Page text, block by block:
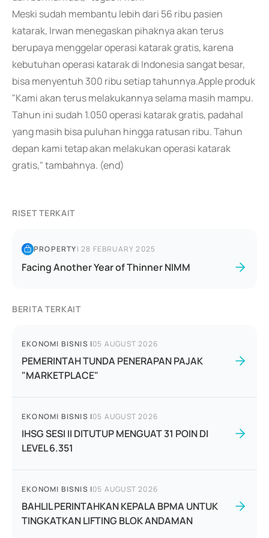
Meski sudah membantu lebih dari 56 ribu pasien
katarak, Irwan menegaskan pihaknya akan terus
berupaya menggelar operasi katarak gratis, karena
kebutuhan operasi katarak di Indonesia sangat besar,
bisa menyentuh 300 ribu setiap tahunnya.Apple produk
"Kami akan terus melakukannya selama masih mampu.
Tahun ini sudah 1.050 operasi katarak gratis, padahal
yang masih bisa puluhan hingga ratusan ribu. Tahun
depan kami tetap akan melakukan operasi katarak
gratis," tambahnya. (end)
RISET TERKAIT
PROPERTY|28 FEBRUARY 2025
Facing Another Year of Thinner NIMM
BERITA TERKAIT
EKONOMI BISNIS |05 AUGUST 2026
PEMERINTAH TUNDA PENERAPAN PAJAK
"MARKETPLACE"
EKONOMI BISNIS |05 AUGUST 2026
IHSG SESI II DITUTUP MENGUAT 31 POIN DI
LEVEL 6.351
EKONOMI BISNIS |05 AUGUST 2026
BAHLIL PERINTAHKAN KEPALA BPMA UNTUK
TINGKATKAN LIFTING BLOK ANDAMAN